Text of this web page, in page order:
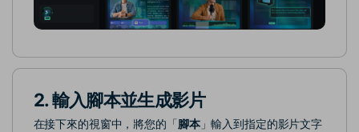
2.輸入腳本並生成影片
在接下來的視窗中，將您的「腳本」輸入到指定的影片文字